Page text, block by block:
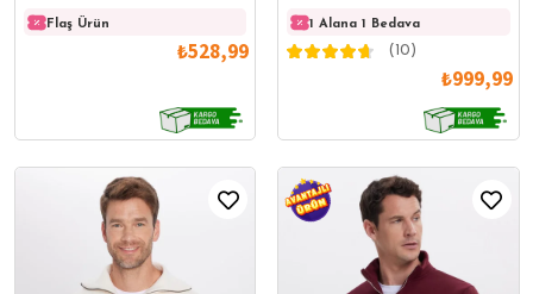
Fermuarlı Lacivert Dik Yaka
Sweatshirt
Flaş Ürün Flaş Ürün
₺528,99
Polarlı Baskılı Beyaz
Kapüşonlu Sweatshirt
1 Alana 1 Bedava
(10)
₺999,99